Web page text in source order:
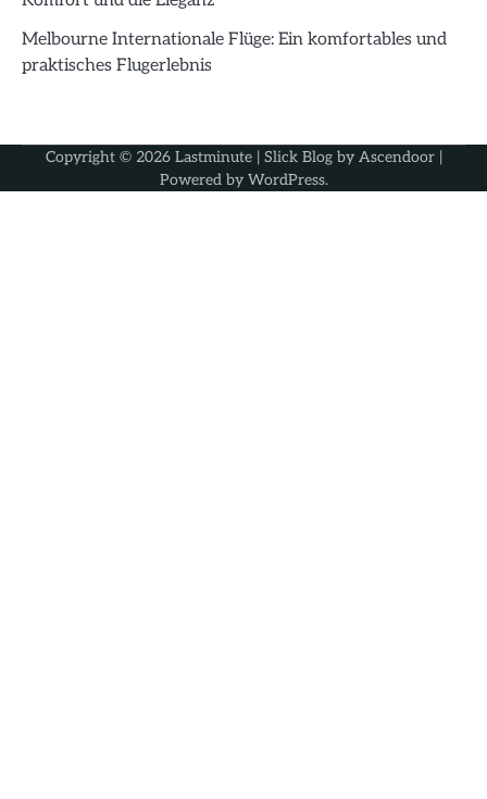
Melbourne Internationale Flüge: Ein komfortables und
praktisches Flugerlebnis
Copyright © 2026 Lastminute| Slick Blog by Ascendoor|
Powered by WordPress.